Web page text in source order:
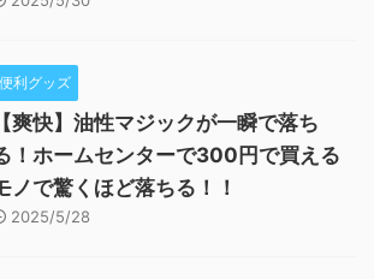
便利グッズ
【爽快】油性マジックが一瞬で落ち
！ホームセンターで300円で買える
ノで驚くほど落ちる！！
2025/5/28